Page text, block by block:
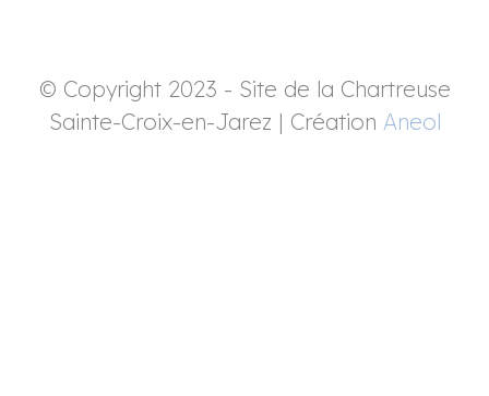
© Copyright 2023 - Site de la Chartreuse
Sainte-Croix-en-Jarez | Création Aneol